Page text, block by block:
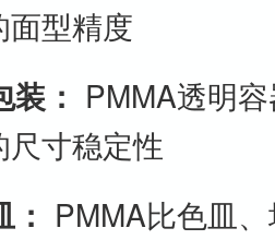
面型精度
： PMMA透明
寸稳定性
PMMA比色皿